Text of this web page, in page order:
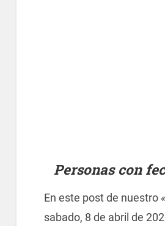
Personas con
En este post de nuestro
sabado, 8 de abril de